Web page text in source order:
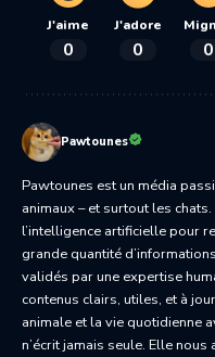
J'aime
0
J'adore
0 0
Pawtounes
Pawtounes est un média
animaux – et surtout les
l’intelligence artificielle pour
grande quantité
validés par une expertise
contenus clairs, utiles, et à
animale et la vie quotidienne
n’écrit jamais seule. Elle